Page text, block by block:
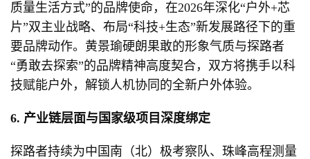
质量生活方式”的品牌使命，在2026年深化“户外+芯
片”双主业战略、布局“科技+生态”新发展路径下的重
要品牌动作。黄景瑜硬朗果敢的形象气质与探路者
“勇敢去探索”的品牌精神高度契合，双方将携手以科
技赋能户外，解锁人机协同的全新户外体验。
6. 产业链层面与国家级项目深度绑定
探路者持续为中国南（北）极考察队、珠峰高程测量